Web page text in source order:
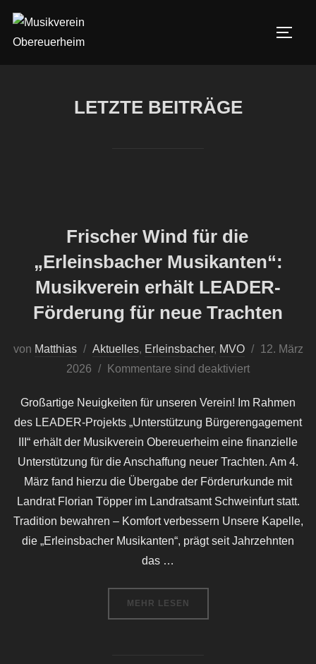
Inhalt
springen
LETZTE BEITRÄGE
Frischer Wind für die
„Erleinsbacher Musikanten“:
Musikverein erhält LEADER-
Förderung für neue Trachten
von Matthias Aktuelles, Erleinsbacher, MVO
12. März
2026
Kommentare sind deaktiviert
Großartige Neuigkeiten für unseren Verein! Im Rahmen
des LEADER-Projekts „Unterstützung Bürgerengagement
III“ erhält der Musikverein Obereuerheim eine finanzielle
Unterstützung für die Anschaffung neuer Trachten. Am 4.
März fand hierzu die Übergabe der Förderurkunde mit
Landrat Florian Töpper im Landratsamt Schweinfurt statt.
Tradition bewahren – Komfort verbessern Unsere Kapelle,
die „Erleinsbacher Musikanten“, prägt seit Jahrzehnten
das …
MEHR ÜBER „FRISCHER WIND FÜR
LESEN